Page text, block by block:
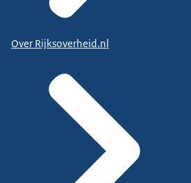
Over Rijksoverheid.nl